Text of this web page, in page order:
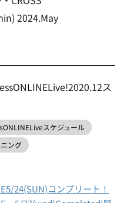
2024.May
ス
スケジュール
ング
24(SUN)コンプリート！